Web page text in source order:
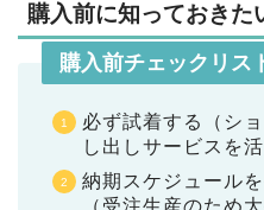
購入前に知っておきた
購入前チェックリス
必ず試着する（シ
し出しサービスを活
納期スケジュール